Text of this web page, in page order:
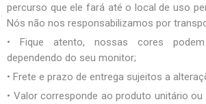
percurso que ele fará até o local de uso
Nós não nos responsabilizamos por
• Fique atento, nossas cores
dependendo do seu monitor;
• Frete e prazo de entrega sujeitos a
• Valor corresponde ao produto unitário